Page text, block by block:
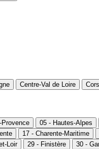
Centre-Val de Loire
Provence 05 - Hautes-Alpes
17 - Charente-Maritime
Loir 29 - Finistère 30 -